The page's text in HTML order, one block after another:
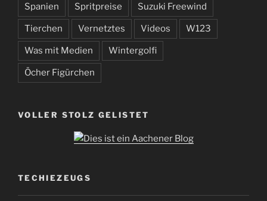
Spanien Spritpreise Suzuki Freewind
Tierchen Vernetztes Videos W123
Was mit Medien Wintergolfi
Öcher Figürchen
VOLLER STOLZ GELISTET
TECHIEZEUGS